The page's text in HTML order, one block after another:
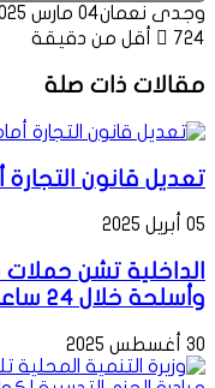
وجدى نعمان04 مارس 2025
724
أقل من دقيقة
مقالات ذات صلة
تعديل قانون
05 أبريل 2025
الداخلية تشن
وأسلحة خلال 24 ساعة
30 أغسطس 2025